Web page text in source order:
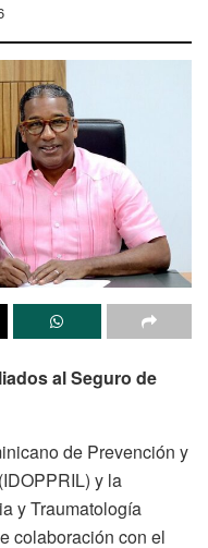
al Seguro de
de Prevención y
y la
y Traumatología
colaboración con el